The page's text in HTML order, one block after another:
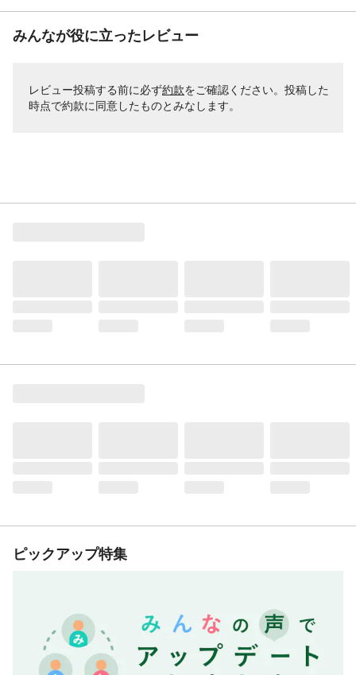
みんなが役に立ったレビュー
レビュー投稿する前に必ず約款をご確認ください。投稿した
時点で約款に同意したものとみなします。
ピックアップ特集